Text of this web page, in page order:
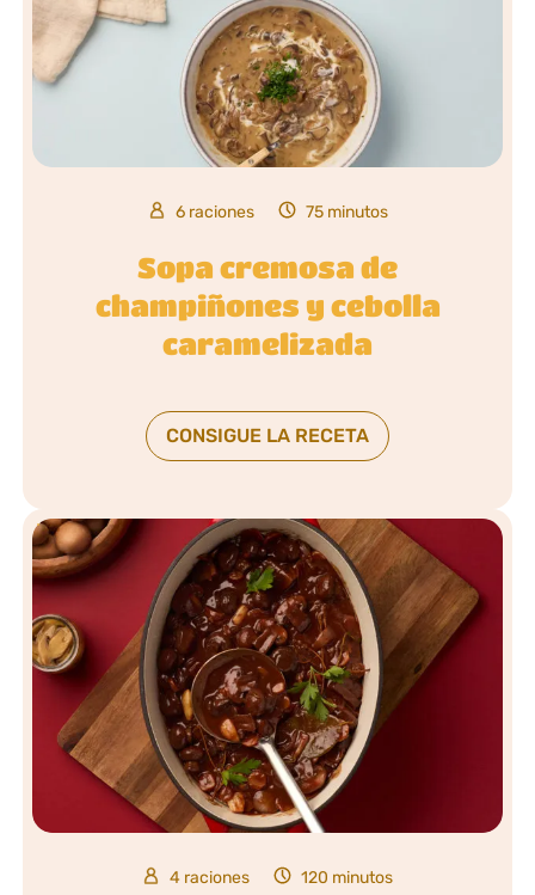
6 raciones 75 minutos
Sopa cremosa de
champiñones y cebolla
caramelizada
CONSIGUE LA RECETA
4 raciones 120 minutos